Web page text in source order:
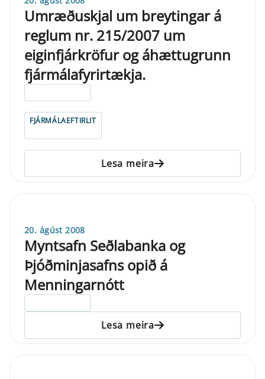
Umræðuskjal um breytingar á
reglum nr. 215/2007 um
eiginfjárkröfur og áhættugrunn
fjármálafyrirtækja.
FJÁRMÁLAEFTIRLIT
Lesa meira
20. ágúst 2008
Myntsafn Seðlabanka og
Þjóðminjasafns opið á
Menningarnótt
Lesa meira